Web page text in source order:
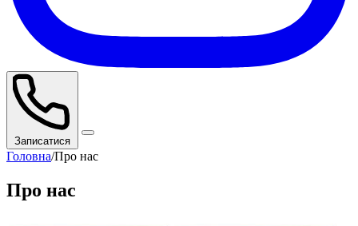
Записатися
Головна/Про нас
Про нас